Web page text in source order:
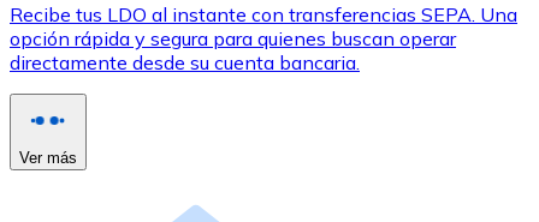
Recibe tus LDO al instante con transferencias SEPA. Una
opción rápida y segura para quienes buscan operar
directamente desde su cuenta bancaria.
Ver más